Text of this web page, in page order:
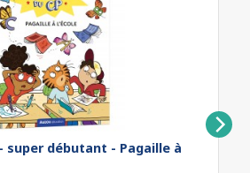
super débutant - Pagaille à